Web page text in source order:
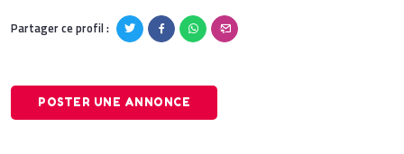
Partager ce profil :
POSTER UNE ANNONCE